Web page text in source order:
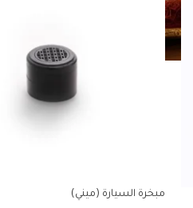
مبخرة السيارة (ميني)